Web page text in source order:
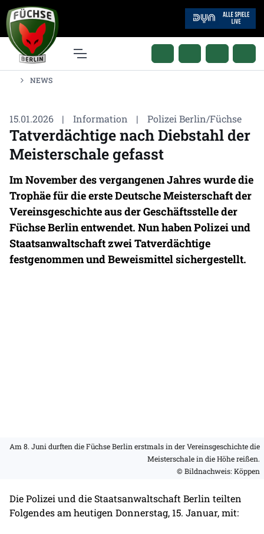
NEWS
15.01.2026 | Information | Polizei Berlin/Füchse
Tatverdächtige nach Diebstahl der
Meisterschale gefasst
Im November des vergangenen Jahres wurde die
Trophäe für die erste Deutsche Meisterschaft der
Vereinsgeschichte aus der Geschäftsstelle der
Füchse Berlin entwendet. Nun haben Polizei und
Staatsanwaltschaft zwei Tatverdächtige
festgenommen und Beweismittel sichergestellt.
Am 8. Juni durften die Füchse Berlin erstmals in der Vereinsgeschichte die
Meisterschale in die Höhe reißen.
© Bildnachweis: Köppen
Die Polizei und die Staatsanwaltschaft Berlin teilten
Folgendes am heutigen Donnerstag, 15. Januar, mit: